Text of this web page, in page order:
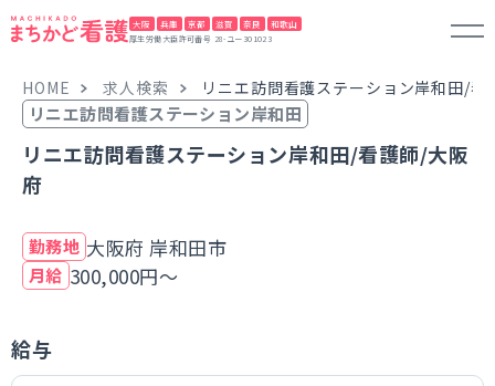
大阪 兵庫 京都 滋賀 奈良 和歌山
厚生労働大臣許可番号 28-ユー301023
HOME 求人検索 リニエ訪問看護ステーション岸和田/看
リニエ訪問看護ステーション岸和田
リニエ訪問看護ステーション岸和田/看護師/大阪
府
勤務地 大阪府 岸和田市
月給 300,000円～
給与